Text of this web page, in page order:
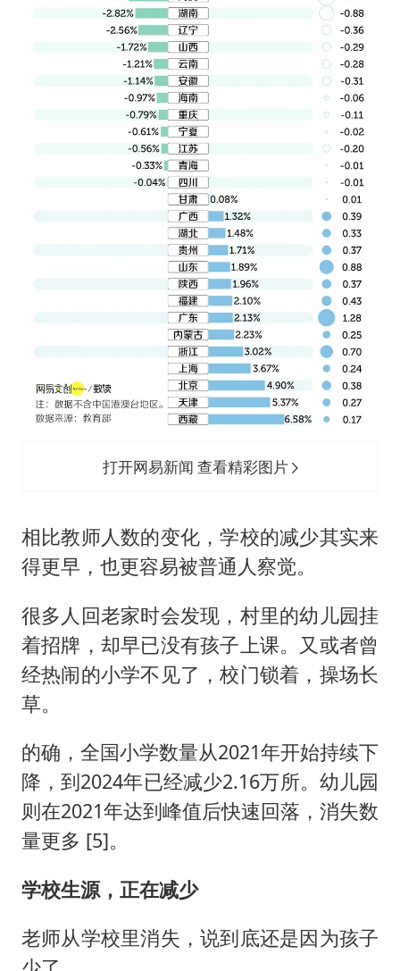
打开网易新闻 查看精彩图片
相比教师人数的变化，学校的减少其实来
得更早，也更容易被普通人察觉。
很多人回老家时会发现，村里的幼儿园挂
着招牌，却早已没有孩子上课。又或者曾
经热闹的小学不见了，校门锁着，操场长
草。
的确，全国小学数量从2021年开始持续下
降，到2024年已经减少2.16万所。幼儿园
则在2021年达到峰值后快速回落，消失数
量更多 [5]。
学校生源，正在减少
老师从学校里消失，说到底还是因为孩子